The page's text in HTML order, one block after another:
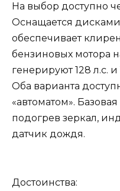
На выбор доступно
Оснащается
обеспечивает
бензиновых мотора
генерируют 128 л.с. и
Оба варианта
«автоматом».
подогрев зеркал,
датчик дождя.
Достоинства: